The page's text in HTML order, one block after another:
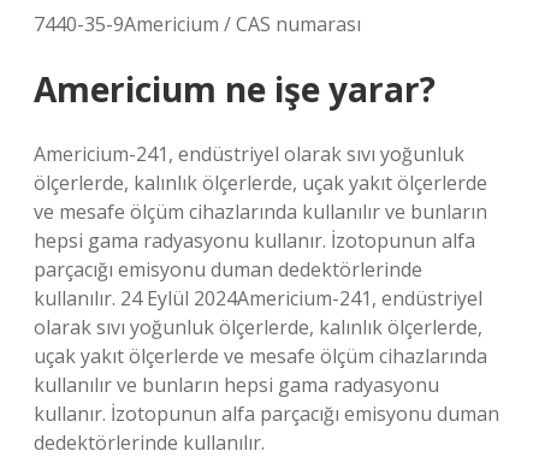
7440-35-9Americium / CAS numarası
Americium ne işe yarar?
Americium-241, endüstriyel olarak sıvı yoğunluk
ölçerlerde, kalınlık ölçerlerde, uçak yakıt ölçerlerde
ve mesafe ölçüm cihazlarında kullanılır ve bunların
hepsi gama radyasyonu kullanır. İzotopunun alfa
parçacığı emisyonu duman dedektörlerinde
kullanılır. 24 Eylül 2024Americium-241, endüstriyel
olarak sıvı yoğunluk ölçerlerde, kalınlık ölçerlerde,
uçak yakıt ölçerlerde ve mesafe ölçüm cihazlarında
kullanılır ve bunların hepsi gama radyasyonu
kullanır. İzotopunun alfa parçacığı emisyonu duman
dedektörlerinde kullanılır.